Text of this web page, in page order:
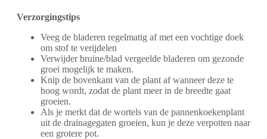
Verzorgingstips
Veeg de bladeren regelmatig af met een vochtige doek
om stof te verijdelen
Verwijder bruine/blad vergeelde bladeren om gezonde
groei mogelijk te maken.
Knip de bovenkant van de plant af wanneer deze te
hoog wordt, zodat de plant meer in de breedte gaat
groeien.
Als je merkt dat de wortels van de pannenkoekenplant
uit de drainagegaten groeien, kun je deze verpotten naar
een grotere pot.